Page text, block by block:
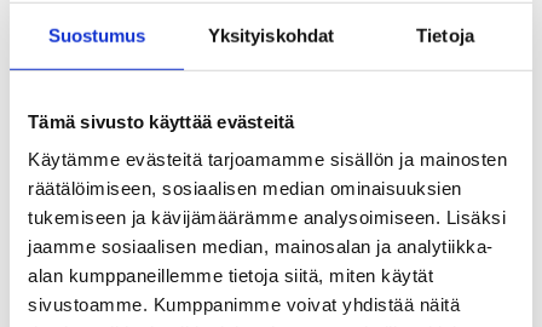
Suostumus Yksityiskohdat Tietoja
Tämä sivusto käyttää evästeitä
Käytämme evästeitä tarjoamamme sisällön ja mainosten
räätälöimiseen, sosiaalisen median ominaisuuksien
tukemiseen ja kävijämäärämme analysoimiseen. Lisäksi
jaamme sosiaalisen median, mainosalan ja analytiikka-
alan kumppaneillemme tietoja siitä, miten käytät
sivustoamme. Kumppanimme voivat yhdistää näitä
#KysyminenKannattaa #EPTviikko #nikotiini
Lue lisää
Vape houkuttelee nuoria
30.10.2024